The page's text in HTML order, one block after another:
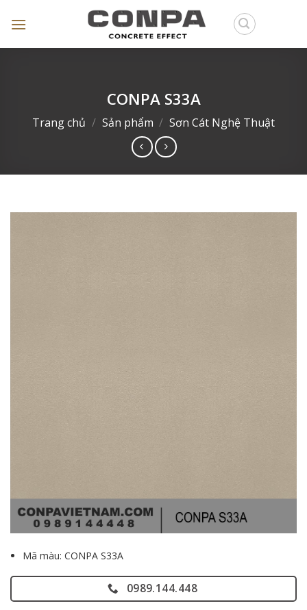
CONPA S33A
Trang chủ / Sản phẩm / Sơn Cát Nghệ Thuật
Mã màu: CONPA S33A
0989.144.448